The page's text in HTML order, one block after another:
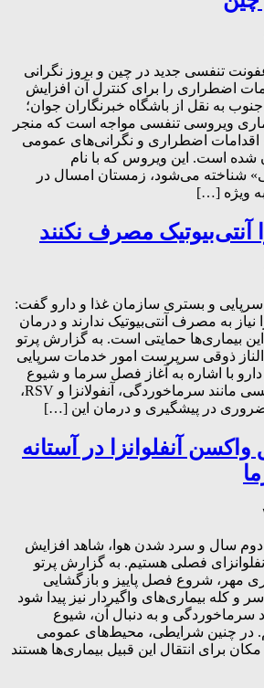
تنفسی جدید در چین و بروز نگرانی‌
اضطراری را برای کنترل آن افزایش
به نقل از باشگاه خبرنگاران جوان؛
ویروسی تنفسی مواجه است که منجر
اقدامات اضطراری و نگرانی‌های عمومی
شده است. این ویروس که با نام
شناخته می‌شود، زمستان امسال در
ویژه […]
آنتی‌بیوتیک مصرف نکنند
و بستری سازمان غذا و دارو گفت:
نیاز به مصرف آنتی‌بیوتیک ندارند و درمان
بیماری‌ها حمایتی است. به گزارش پرتو
الناز ذوقی سرپرست امور خدمات سرپایی
با اشاره به آغاز فصل سرما و شیوع
بیماری‌های ویروسی تنفسی مانند سرماخوردگی، آنفولانزا و RSV،
در پیشگیری و درمان این […]
آنفلوانزا در آستانه
دوم سال و سرد شدن هوا، شاهد افزایش
فصلی هستیم. به گزارش پرتو
مهر، شروع فصل پاییز و بازگشایی
کله بیماری‌های واگیردار نیز پیدا شود
سرماخوردگی و به دنبال آن، شیوع
در چنین شرایطی، محیط‌های عمومی
برای انتقال این قبیل بیماری‌ها هستند